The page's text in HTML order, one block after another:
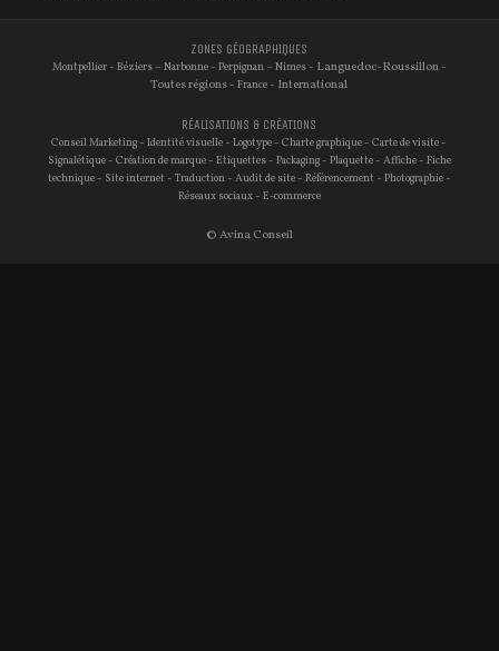
ZONES GÉOGRAPHIQUES
Montpellier - Béziers –Narbonne - Perpignan –Nimes - Languedoc-Roussillon -
Toutes régions -France - International
RÉALISATIONS & CRÉATIONS
Conseil Marketing -Identité visuelle -Logotype -Charte graphique -Carte de visite -
Signalétique - Création de marque - Etiquettes - Packaging - Plaquette - Affiche - Fiche
technique - Site internet - Traduction - Audit de site - Référencement - Photographie -
Réseaux sociaux - E-commerce
© Avina Conseil